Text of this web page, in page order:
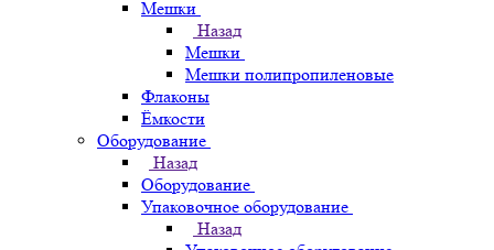
Мешки
Назад
Мешки
Мешки полипропиленовые
Флаконы
Ёмкости
Оборудование
Назад
Оборудование
Упаковочное оборудование
Назад